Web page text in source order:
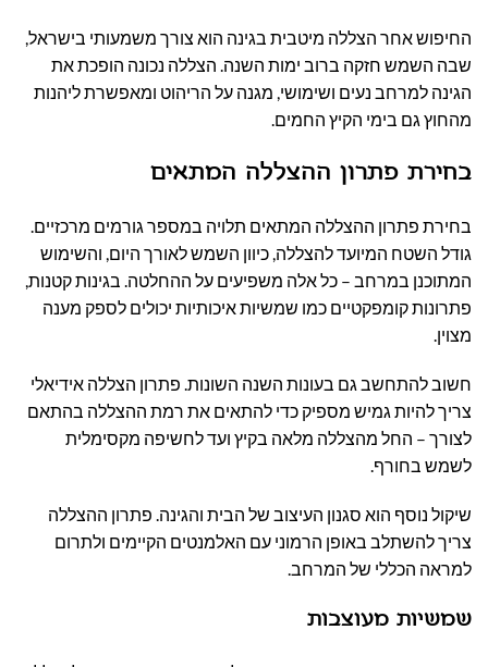
החיפוש אחר הצללה מיטבית בגינה הוא צורך משמעותי בישראל,
שבה השמש חזקה ברוב ימות השנה. הצללה נכונה הופכת את
הגינה למרחב נעים ושימושי, מגנה על הריהוט ומאפשרת ליהנות
מהחוץ גם בימי הקיץ החמים.
בחירת פתרון ההצללה המתאים
בחירת פתרון ההצללה המתאים תלויה במספר גורמים מרכזיים.
גודל השטח המיועד להצללה, כיוון השמש לאורך היום, והשימוש
המתוכנן במרחב – כל אלה משפיעים על ההחלטה. בגינות קטנות,
פתרונות קומפקטיים כמו שמשיות איכותיות יכולים לספק מענה
מצוין.
חשוב להתחשב גם בעונות השנה השונות. פתרון הצללה אידיאלי
צריך להיות גמיש מספיק כדי להתאים את רמת ההצללה בהתאם
לצורך – החל מהצללה מלאה בקיץ ועד לחשיפה מקסימלית
לשמש בחורף.
שיקול נוסף הוא סגנון העיצוב של הבית והגינה. פתרון ההצללה
צריך להשתלב באופן הרמוני עם האלמנטים הקיימים ולתרום
למראה הכללי של המרחב.
שמשיות מעוצבות